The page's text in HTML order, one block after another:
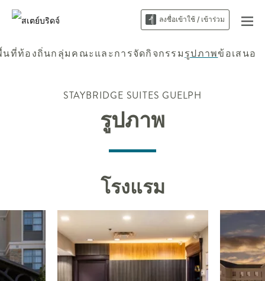
ลงชื่อเข้าใช้ / เข้าร่วม
นที่ท้องถิ่นกลุ่มคณะและการจัดกิจกรรมรูปภาพข้อเสนอ
STAYBRIDGE SUITES GUELPH
รูปภาพ
โรงแรม